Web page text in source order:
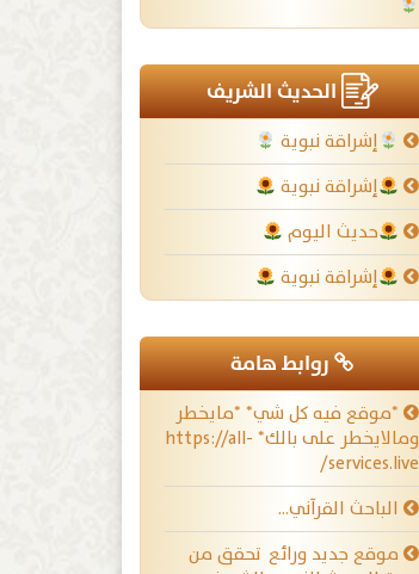
الحديث الشريف
إشراقة نبوية
إشراقة نبوية
حديث اليوم
إشراقة نبوية
روابط هامة
*موقع فيه كل شي* *مايخطر
ومالايخطر على بالك* https://all-
services.live/
الباحث القرآني…
موقع جديد ورائع تحقق من